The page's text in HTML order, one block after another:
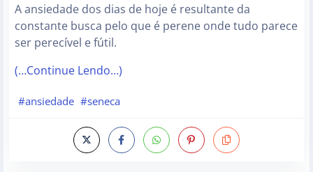
A ansiedade dos dias de hoje é resultante da
constante busca pelo que é perene onde tudo parece
ser perecível e fútil.
(…Continue Lendo…)
#ansiedade #seneca